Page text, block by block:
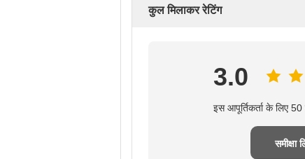
कुल मिलाकर रेटिंग
3.0
इस आपूर्तिकर्ता के लिए 50
समीक्षा